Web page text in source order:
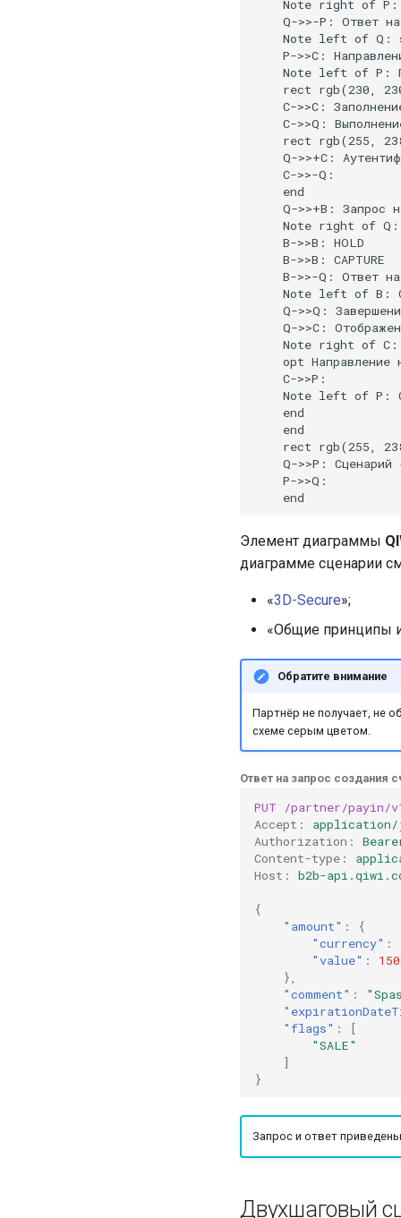
Note right of
Q->>-P: Ответ
Note left of Q:
P->>С:
Note left of P:
rect rgb(230,
С->>С:
С->>Q:
rect rgb(255,
Q->>+С:
    С->>-Q:
    end
Q->>+B: Запрос
Note right of
    B->>B: HOLD
    B->>B: CAPTURE
B->>-Q: Ответ
Note left of B:
Q->>Q:
Q->>С:
Note right of
opt Направление
    С->>P:
Note left of P:
    end
    end
rect rgb(255,
Q->>P: Сценарий
    P->>Q:
    end
Элемент диаграммы
диаграмме сценарии
«3D-Secure»;
«Общие принципы
Обратите внимание
Партнёр не получает, не
схеме серым цветом.
Ответ на запрос создания
PUT /partner/payin/
Accept :
application/
Authorization :
Content-type :
Host : b2b-
{
"amount" :
{
"currency" :
"value" :
},
"comment" :
"flags" :
[
"SALE"
]
}
Запрос и ответ
Двухшаговый